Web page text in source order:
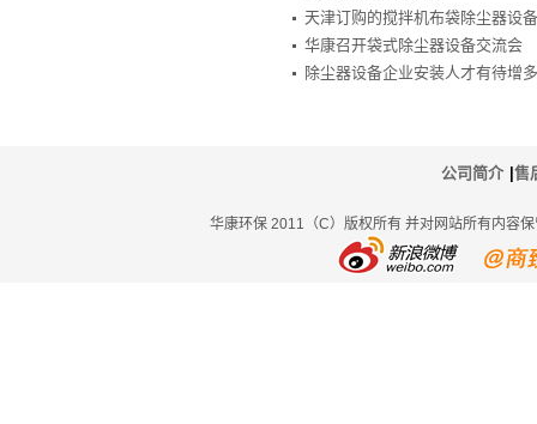
天津订购的搅拌机布袋除尘器设
华康召开袋式除尘器设备交流会
除尘器设备企业安装人才有待增多
公司简介 售
华康环保 2011（C）版权所有 并对网站所有内容